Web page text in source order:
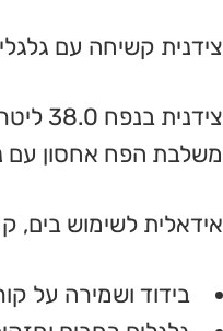
צידנית קשיחה עם
משלבת הפח אחסון עם
אידאלית לשימוש בים,
בידוד ושמירה על